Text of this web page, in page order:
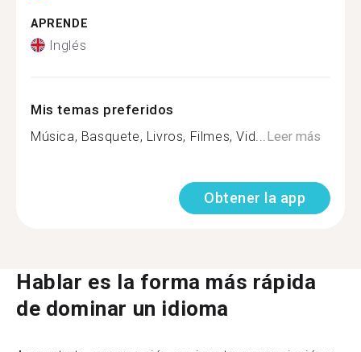
APRENDE
Inglés
Mis temas preferidos
Música, Basquete, Livros, Filmes, Vid... Leer más
Obtener la app
Hablar es la forma más rápida
de dominar un idioma